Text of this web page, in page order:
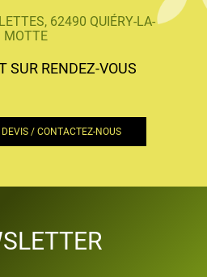
62490 QUIÉRY-LA-
MOTTE
SUR RENDEZ-VOUS
/ CONTACTEZ-NOUS